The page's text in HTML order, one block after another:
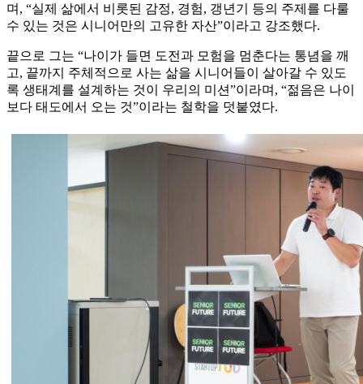
며, “실제 삶에서 비롯된 감정, 경험, 갱년기 등의 주제를 다룰
수 있는 것은 시니어만의 고유한 자산”이라고 강조했다.
끝으로 그는 “나이가 들면 도전과 모험을 멈춘다는 통념을 깨
고, 끝까지 주체적으로 사는 삶을 시니어들이 살아갈 수 있도
록 생태계를 설계하는 것이 우리의 미션”이라며, “젊음은 나이
보다 태도에서 오는 것”이라는 철학을 덧붙였다.